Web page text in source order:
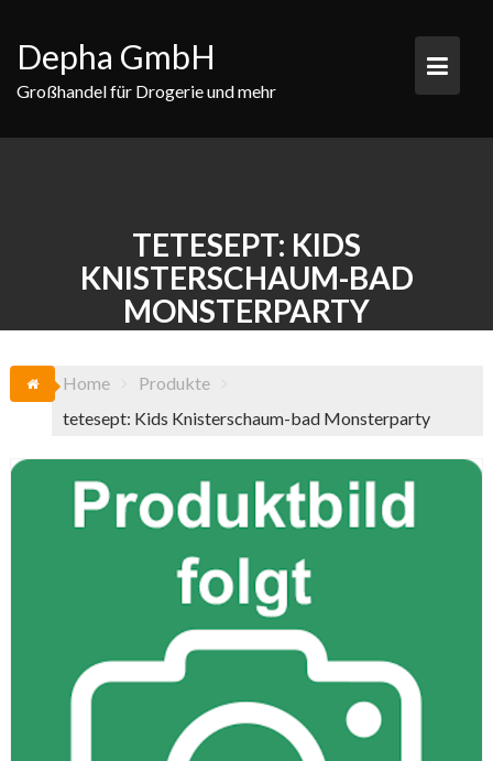
content
Depha GmbH
Großhandel für Drogerie und mehr
TETESEPT: KIDS
KNISTERSCHAUM-BAD
MONSTERPARTY
Home
Produkte
tetesept: Kids Knisterschaum-bad Monsterparty